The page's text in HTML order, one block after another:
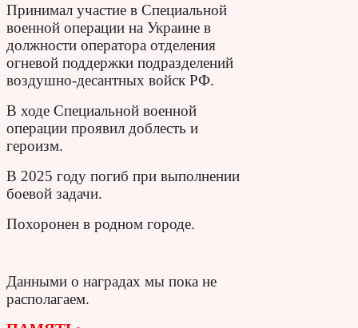
Принимал участие в Специальной
военной операции на Украине в
должности оператора отделения
огневой поддержки подразделений
воздушно-десантных войск РФ.
В ходе Специальной военной
операции проявил доблесть и
героизм.
В 2025 году погиб при выполнении
боевой задачи.
Похоронен в родном городе.
Данными о наградах мы пока не
располагаем.